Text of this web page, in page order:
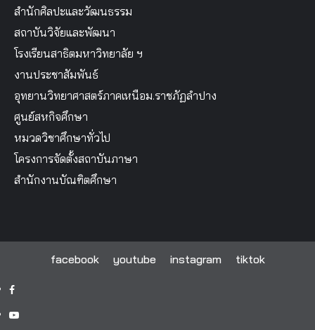
สำนักศิลปะและวัฒนธรรม
สถาบันวิจัยและพัฒนา
โรงเรียนสาธิตมหาวิทยาลัย ฯ
งานประชาสัมพันธ์
อุทยานวิทยาศาสตร์ภาคเหนือม.ราชภัฏลำปาง
ศูนย์สหกิจศึกษา
หมวดวิชาศึกษาทั่วไป
โครงการจัดตั้งสถาบันภาษา
สำนักงานบัณฑิตศึกษา
facebook youtube instagram tiktok
facebook
youtube